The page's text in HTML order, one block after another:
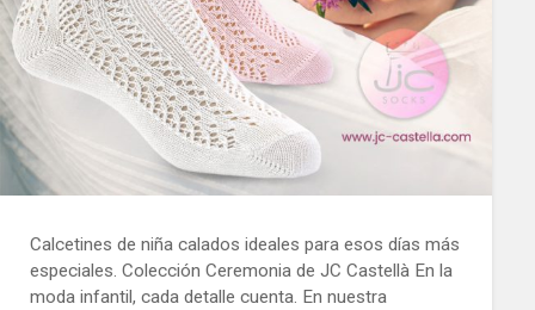
Calcetines de niña calados ideales para esos días más
especiales. Colección Ceremonia de JC Castellà En la
moda infantil, cada detalle cuenta. En nuestra